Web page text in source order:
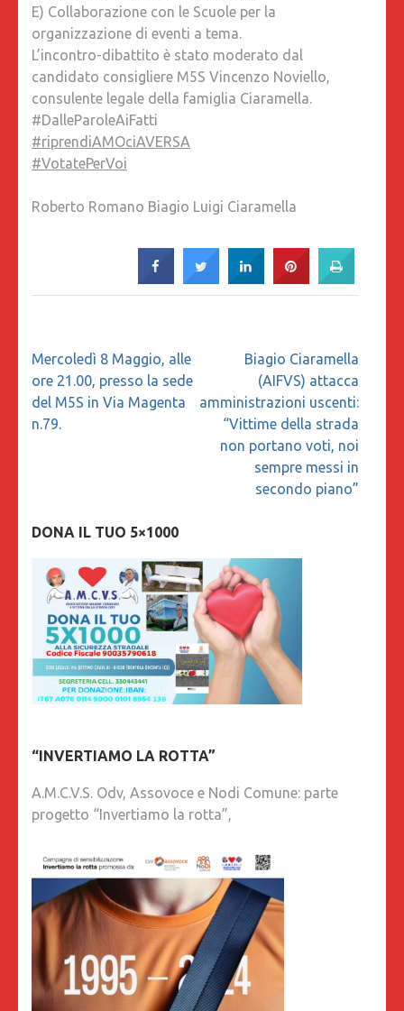
E) Collaborazione con le Scuole per la
organizzazione di eventi a tema.
L’incontro-dibattito è stato moderato dal
candidato consigliere M5S Vincenzo Noviello,
consulente legale della famiglia Ciaramella.
#DalleParoleAiFatti
#riprendiAMOciAVERSA
#VotatePerVoi
Roberto Romano Biagio Luigi Ciaramella
Navigazione
articoli
Mercoledì 8 Maggio, alle
ore 21.00, presso la sede
del M5S in Via Magenta
n.79.
Biagio Ciaramella
(AIFVS) attacca
amministrazioni uscenti:
“Vittime della strada
non portano voti, noi
sempre messi in
secondo piano”
DONA IL TUO 5×1000
“INVERTIAMO LA ROTTA”
A.M.C.V.S. Odv, Assovoce e Nodi Comune: parte
progetto “Invertiamo la rotta”,